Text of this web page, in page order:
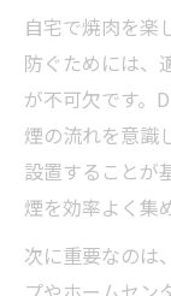
自宅で焼肉を楽
防ぐためには、
が不可欠です。
煙の流れを意識
設置することが
煙を効率よく集
次に重要なのは